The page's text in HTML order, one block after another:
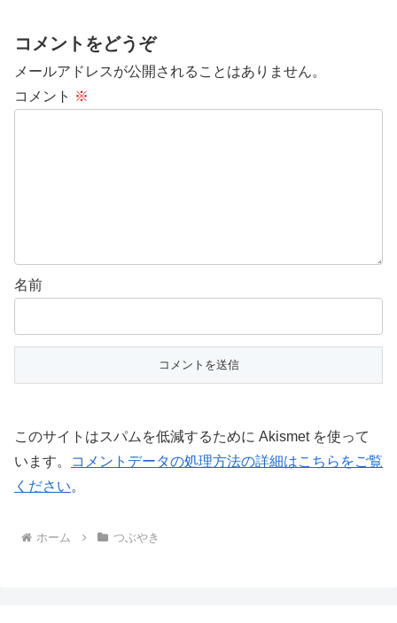
コメントをどうぞ
メールアドレスが公開されることはありません。
コメント ※
名前
このサイトはスパムを低減するために Akismet を使って
います。
コメントデータの処理方法の詳細はこちらをご覧
ください。
ホーム つぶやき